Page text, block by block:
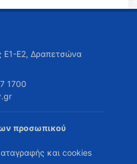
Ε1-Ε2, Δραπετσώνα
1700
προσωπικού
και cookies